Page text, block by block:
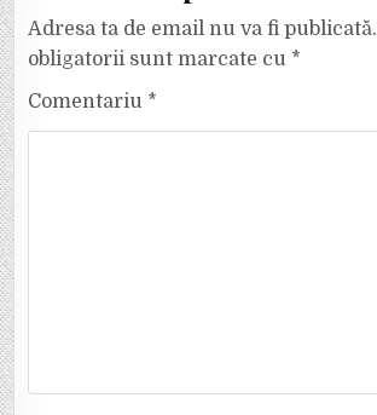
Adresa ta de email nu va fi publicată.
obligatorii sunt marcate cu *
Comentariu *